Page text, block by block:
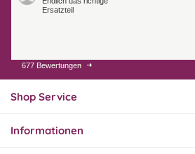
Ersatzteil
01.08.26
Innerhalb 2 Tagen Ware
677 Bewertungen
Shop Service
Informationen